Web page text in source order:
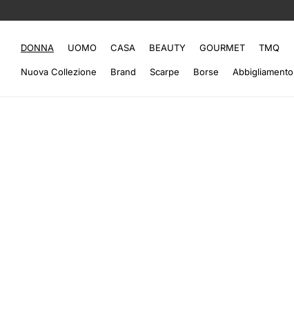
DONNA UOMO CASA BEAUTY GOURMET TMQ
Nuova Collezione Brand Scarpe Borse Abbigliamento